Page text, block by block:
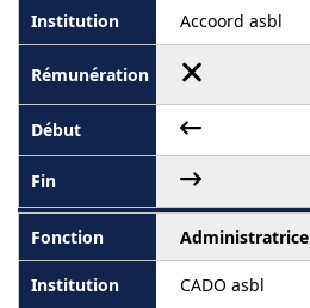
Accoord asbl
Administratrice
CADO asbl